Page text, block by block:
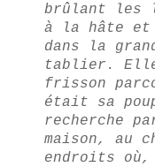
brûlant les
à la hâte et
dans la
tablier.
frisson
était sa
recherche
maison, au
endroits